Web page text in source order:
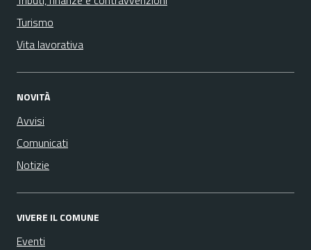
Turismo
Vita lavorativa
NOVITÀ
Avvisi
Comunicati
Notizie
VIVERE IL COMUNE
Eventi